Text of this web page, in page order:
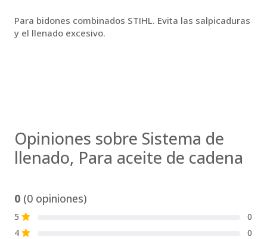
Para bidones combinados STIHL. Evita las salpicaduras
y el llenado excesivo.
Opiniones sobre Sistema de
llenado, Para aceite de cadena
0 (0 opiniones)
5 S
0
4 S
0